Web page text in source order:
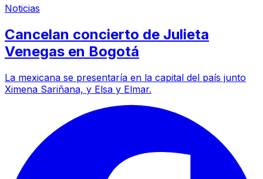
Noticias
Cancelan concierto de Julieta
Venegas en Bogotá
La mexicana se presentaría en la capital del país junto
Ximena Sariñana, y Elsa y Elmar.